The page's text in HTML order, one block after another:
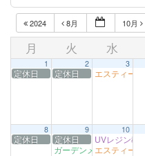
2024 8月 10月
月 火 水
1
定休日
2
定休日
3
エスティーム
8
定休日
9
定休日
ガーデンメンテナンス
10
UVレジン教室
エスティーム